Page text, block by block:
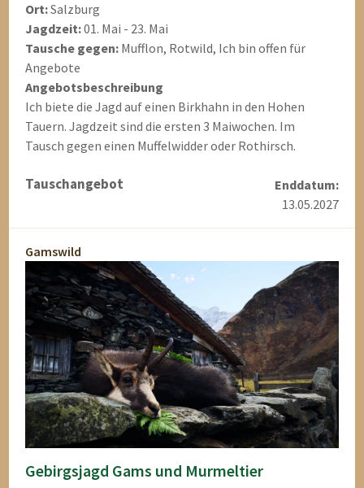
Ort:Salzburg
Jagdzeit:01. Mai - 23. Mai
Tausche gegen: Mufflon, Rotwild, Ich bin offen für
Angebote
Angebotsbeschreibung
Ich biete die Jagd auf einen Birkhahn in den Hohen
Tauern. Jagdzeit sind die ersten 3 Maiwochen. Im
Tausch gegen einen Muffelwidder oder Rothirsch.
Tauschangebot
Enddatum:
13.05.2027
Gamswild
Gebirgsjagd Gams und Murmeltier